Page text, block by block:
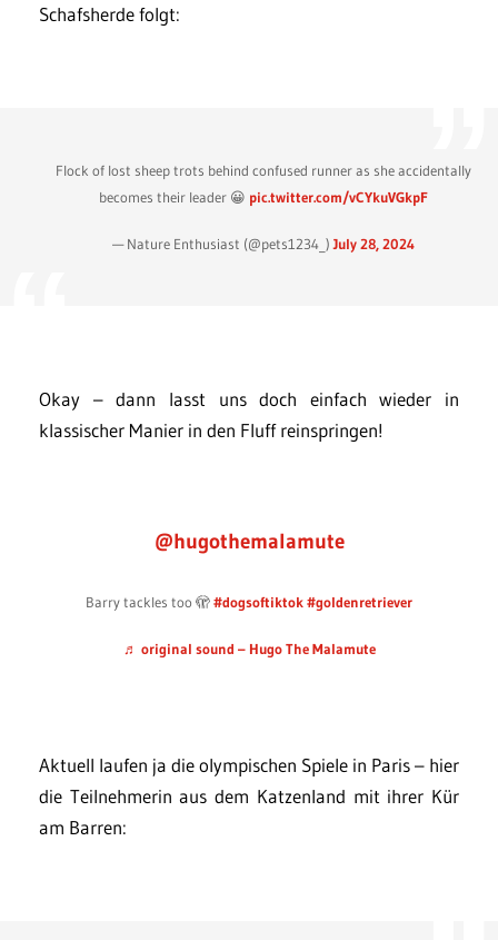
Schafsherde folgt:
Flock of lost sheep trots behind confused runner as she accidentally
becomes their leader 😀 pic.twitter.com/vCYkuVGkpF
— Nature Enthusiast (@pets1234_)July 28, 2024
Okay – dann lasst uns doch einfach wieder in
klassischer Manier in den Fluff reinspringen!
@hugothemalamute
Barry tackles too 🫣#dogsoftiktok#goldenretriever
♬ original sound – Hugo The Malamute
Aktuell laufen ja die olympischen Spiele in Paris – hier
die Teilnehmerin aus dem Katzenland mit ihrer Kür
am Barren: